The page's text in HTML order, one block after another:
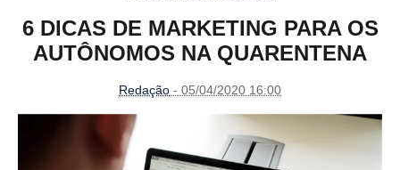
6 DICAS DE MARKETING PARA OS
AUTÔNOMOS NA QUARENTENA
Redação - 05/04/2020 16:00